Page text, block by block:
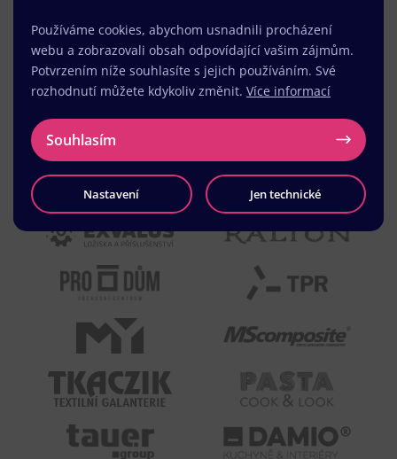
Používáme cookies, abychom usnadnili procházení
webu a zobrazovali obsah odpovídající vašim zájmům.
Potvrzením níže souhlasíte s jejich používáním. Své
rozhodnutí můžete kdykoliv změnit. Více informací
Souhlasím
Nastavení Jen technické